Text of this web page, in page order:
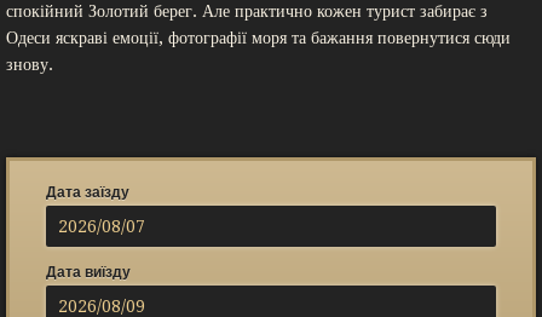
спокійний Золотий берег. Але практично кожен турист забирає з
Одеси яскраві емоції, фотографії моря та бажання повернутися сюди
знову.
Дата заїзду
Дата виїзду